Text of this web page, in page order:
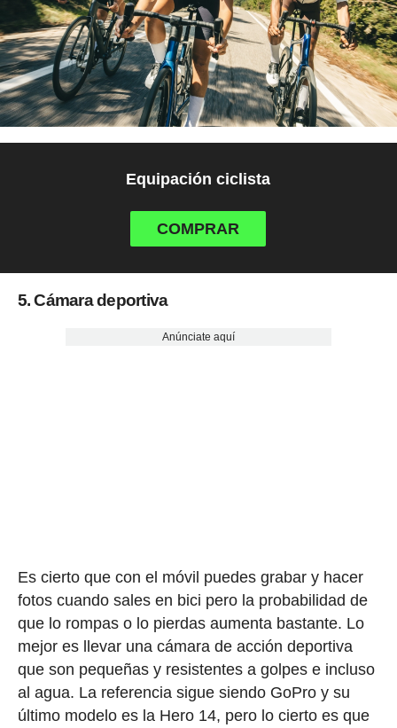
Equipación ciclista
COMPRAR
5. Cámara deportiva
Anúnciate aquí
Es cierto que con el móvil puedes grabar y hacer
fotos cuando sales en bici pero la probabilidad de
que lo rompas o lo pierdas aumenta bastante. Lo
mejor es llevar una cámara de acción deportiva
que son pequeñas y resistentes a golpes e incluso
al agua. La referencia sigue siendo GoPro y su
último modelo es la Hero 14, pero lo cierto es que